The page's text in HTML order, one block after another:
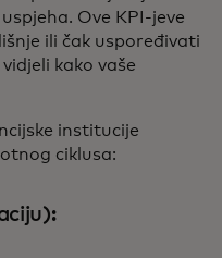
Ove KPI-jeve
ili čak uspoređivati
kako vaše
institucije
ciklusa: